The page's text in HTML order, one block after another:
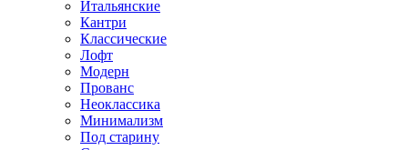
Итальянские
Кантри
Классические
Лофт
Модерн
Прованс
Неоклассика
Минимализм
Под старину